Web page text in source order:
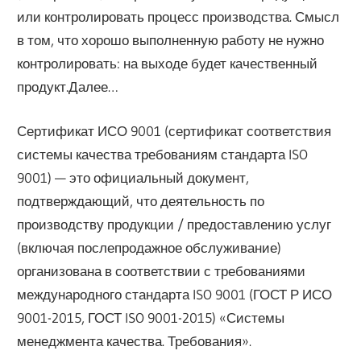
или контролировать процесс производства. Смысл
в том, что хорошо выполненную работу не нужно
контролировать: на выходе будет качественный
продукт.Далее…
Сертификат ИСО 9001 (сертификат соответствия
системы качества требованиям стандарта ISO
9001) — это официальный документ,
подтверждающий, что деятельность по
производству продукции / предоставлению услуг
(включая послепродажное обслуживание)
организована в соответствии с требованиями
международного стандарта ISO 9001 (ГОСТ Р ИСО
9001-2015, ГОСТ ISO 9001-2015) «Системы
менеджмента качества. Требования».